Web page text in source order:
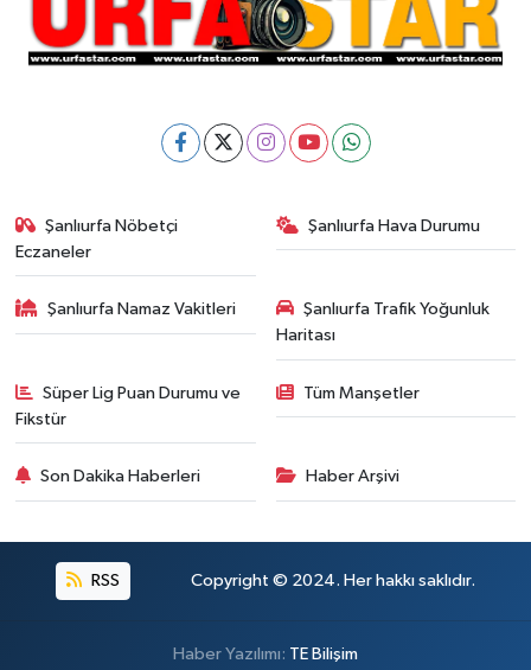
Şanlıurfa Nöbetçi
Eczaneler
Şanlıurfa Hava Durumu
Şanlıurfa Namaz Vakitleri
Şanlıurfa Trafik Yoğunluk
Haritası
Süper Lig Puan Durumu ve
Fikstür
Tüm Manşetler
Son Dakika Haberleri Haber Arşivi
RSS Copyright © 2024. Her hakkı saklıdır.
Haber Yazılımı: TE Bilişim